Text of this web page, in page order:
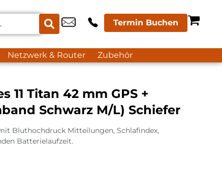
Termin Buchen
Netzwerk & Router Zubehör
11 Titan 42 mm GPS +
Schwarz M/L) Schiefer
Bluthochdruck Mitteilungen, Schlafindex,
Batterielaufzeit.